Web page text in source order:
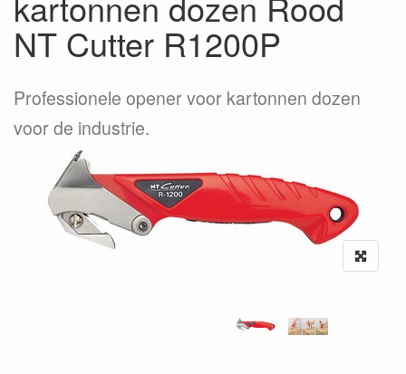
NT Cutter R1200P
Professionele opener voor kartonnen dozen
voor de industrie.